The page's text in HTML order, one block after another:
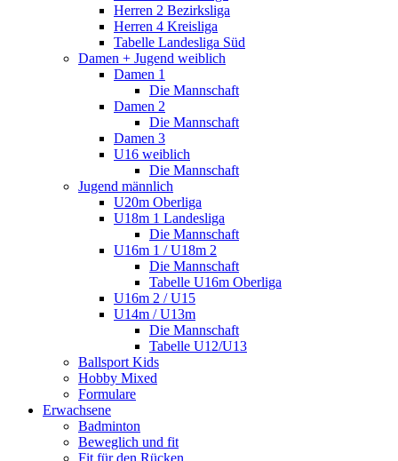
Herren 2 Bezirksliga
Herren 4 Kreisliga
Tabelle Landesliga Süd
Damen + Jugend weiblich
Damen 1
Die Mannschaft
Damen 2
Die Mannschaft
Damen 3
U16 weiblich
Die Mannschaft
Jugend männlich
U20m Oberliga
U18m 1 Landesliga
Die Mannschaft
U16m 1 / U18m 2
Die Mannschaft
Tabelle U16m Oberliga
U16m 2 / U15
U14m / U13m
Die Mannschaft
Tabelle U12/U13
Ballsport Kids
Hobby Mixed
Formulare
Erwachsene
Badminton
Beweglich und fit
Fit für den Rücken